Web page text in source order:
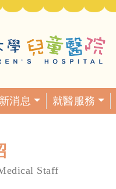
消息
就醫服務
Staff